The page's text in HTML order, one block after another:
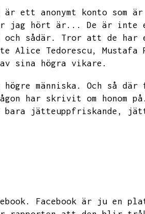
är ett anonymt konto som
jag hört är... De är inte
sådär.
Tror att de har
Alice Tedorescu, Mustafa
sina högra vikare.
högre människa. Och så
har skrivit om honom
bara jätteuppfriskande,
Facebook är ju en